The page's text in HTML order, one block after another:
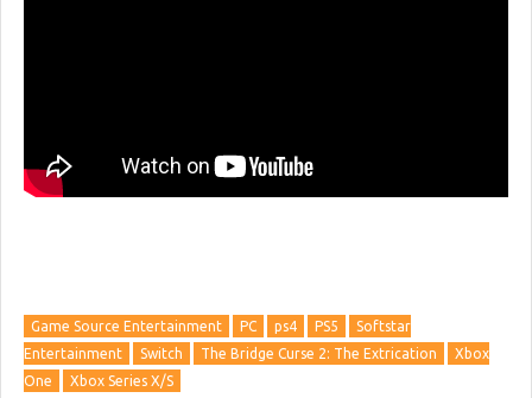
Game Source Entertainment PC ps4 PS5
Softstar
Entertainment
Switch The Bridge Curse 2: The Extrication
Xbox
One
Xbox Series X/S